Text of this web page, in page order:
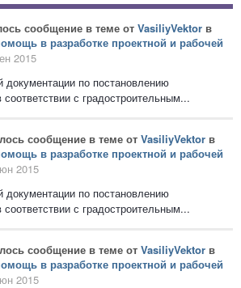
сообщение в теме от VasiliyVektor в
в разработке проектной и рабочей
2015
документации по постановлению
с градостроительным...
сообщение в теме от VasiliyVektor в
в разработке проектной и рабочей
2015
документации по постановлению
с градостроительным...
сообщение в теме от VasiliyVektor в
в разработке проектной и рабочей
2015